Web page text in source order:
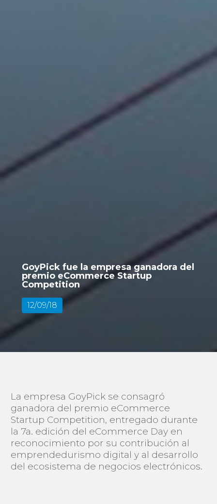
GoyPick fue la empresa ganadora del
premio eCommerce Startup
Competition
12/09/18
La empresa GoyPick se consagró
ganadora del premio eCommerce
Startup Competition, entregado durante
la 7a. edición del eCommerce Day en
reconocimiento por su contribución al
emprendedurismo digital y al desarrollo
del ecosistema de negocios electrónicos.